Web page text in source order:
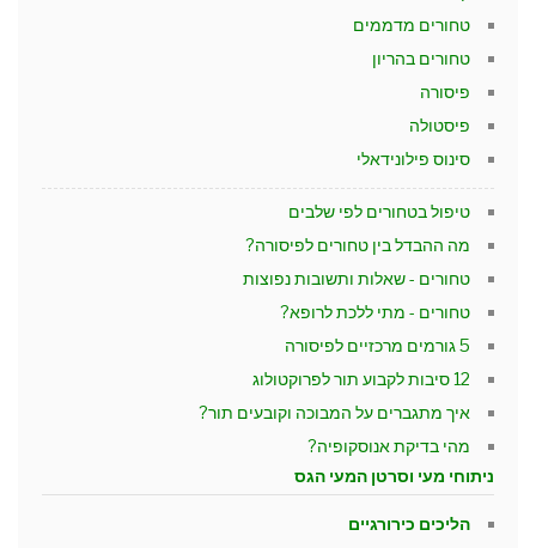
טחורים מדממים
טחורים בהריון
פיסורה
פיסטולה
סינוס פילונידאלי
טיפול בטחורים לפי שלבים
מה ההבדל בין טחורים לפיסורה?
טחורים - שאלות ותשובות נפוצות
טחורים - מתי ללכת לרופא?
5 גורמים מרכזיים לפיסורה
12 סיבות לקבוע תור לפרוקטולוג
איך מתגברים על המבוכה וקובעים תור?
מהי בדיקת אנוסקופיה?
ניתוחי מעי וסרטן המעי הגס
הליכים כירורגיים